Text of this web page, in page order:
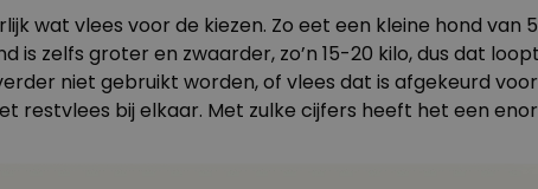
wat vlees voor de kiezen. Zo eet een kleine hond
is zelfs groter en zwaarder, zo’n 15-20 kilo, dus dat
niet gebruikt worden, of vlees dat is afgekeurd
restvlees bij elkaar. Met zulke cijfers heeft het een